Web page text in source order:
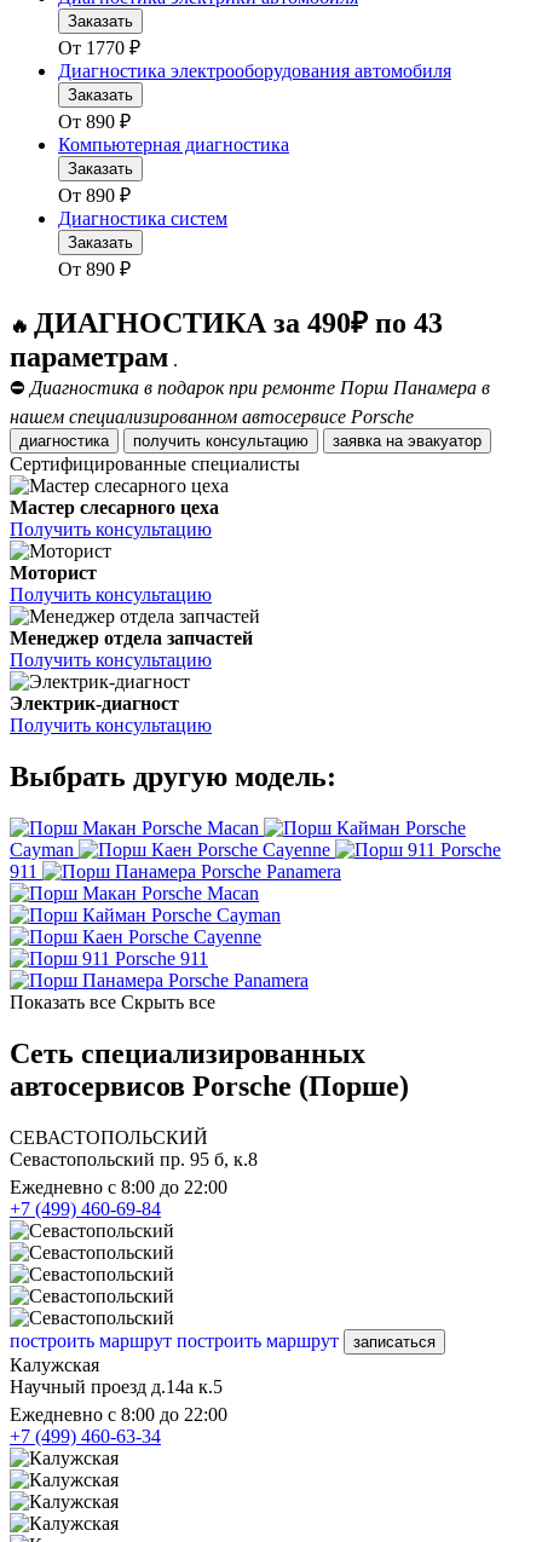
Заказать
От 1770 ₽
Диагностика электрооборудования автомобиля
Заказать
От 890 ₽
Компьютерная диагностика
Заказать
От 890 ₽
Диагностика систем
Заказать
От 890 ₽
🔥 ДИАГНОСТИКА за 490₽ по 43
параметрам .
⛔ Диагностика в подарок при ремонте Порш Панамера в
нашем специализированном автосервисе Porsche
диагностика получить консультацию заявка на эвакуатор
Сертифицированные специалисты
Мастер слесарного цеха
Получить консультацию
Моторист
Получить консультацию
Менеджер отдела запчастей
Получить консультацию
Электрик-диагност
Получить консультацию
Выбрать другую модель:
Porsche Macan
Porsche
Cayman
Porsche Cayenne
Porsche
911
Porsche Panamera
Porsche Macan
Porsche Cayman
Porsche Cayenne
Porsche 911
Porsche Panamera
Показать все Скрыть все
Сеть специализированных
автосервисов Porsche (Порше)
СЕВАСТОПОЛЬСКИЙ
Севастопольский пр. 95 б, к.8
Ежедневно с 8:00 до 22:00
+7 (499) 460-69-84
построить маршрут построить маршрут записаться
Калужская
Научный проезд д.14а к.5
Ежедневно с 8:00 до 22:00
+7 (499) 460-63-34